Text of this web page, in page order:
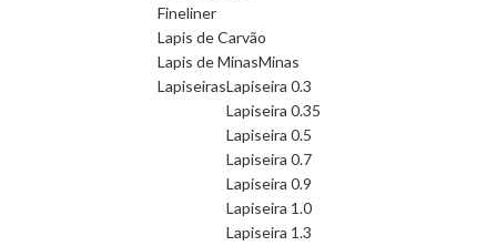
Fineliner
Lapis de Carvão
Lapis de MinasMinas
LapiseirasLapiseira 0.3
Lapiseira 0.35
Lapiseira 0.5
Lapiseira 0.7
Lapiseira 0.9
Lapiseira 1.0
Lapiseira 1.3